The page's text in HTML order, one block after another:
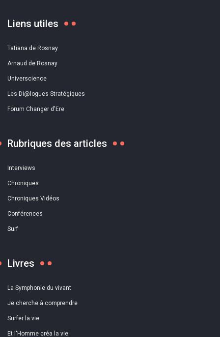
Liens utiles
Tatiana de Rosnay
Arnaud de Rosnay
Universcience
Les Di@logues Stratégiques
Forum Changer d'Ere
Rubriques des articles
Interviews
Chroniques
Chroniques Vidéos
Conférences
Surf
Livres
La Symphonie du vivant
Je cherche à comprendre
Surfer la vie
Et l'Homme créa la vie